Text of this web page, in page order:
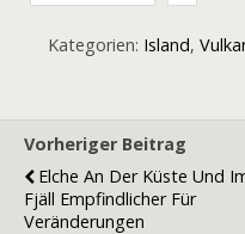
Kategorien: Island,
Vorheriger Beitrag
Elche An Der Küste Und
Fjäll Empfindlicher Für
Veränderungen